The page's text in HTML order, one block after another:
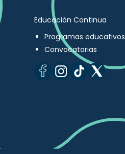
Educación Continua
Programas educativos
Convocatorias